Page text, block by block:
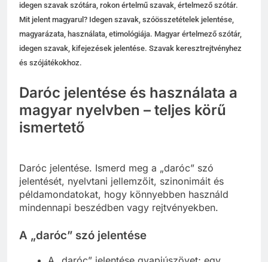
idegen szavak szótára, rokon értelmű szavak, értelmező szótár.
Mit jelent magyarul? Idegen szavak, szóösszetételek jelentése,
magyarázata, használata, etimológiája. Magyar értelmező szótár,
idegen szavak, kifejezések jelentése. Szavak keresztrejtvényhez
és szójátékokhoz.
Daróc jelentése és használata a
magyar nyelvben – teljes körű
ismertető
Daróc jelentése. Ismerd meg a „daróc” szó
jelentését, nyelvtani jellemzőit, szinonimáit és
példamondatokat, hogy könnyebben használd
mindennapi beszédben vagy rejtvényekben.
A „daróc” szó jelentése